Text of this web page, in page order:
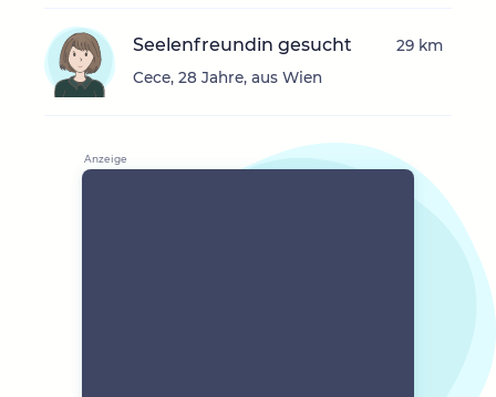
Seelenfreundin gesucht
Cece, 28 Jahre, aus Wien
29 km